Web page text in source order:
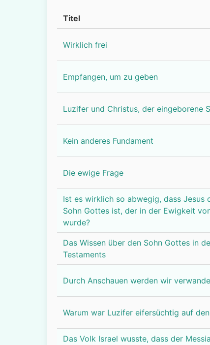
Titel
Wirklich frei
Empfangen, um zu geben
Luzifer und Christus, der eingeborene
Kein anderes Fundament
Die ewige Frage
Ist es wirklich so abwegig, dass Jesus
Sohn Gottes ist, der in der Ewigkeit
wurde?
Das Wissen über den Sohn Gottes in
Testaments
Durch Anschauen werden wir
Warum war Luzifer eifersüchtig auf
Das Volk Israel wusste, dass der